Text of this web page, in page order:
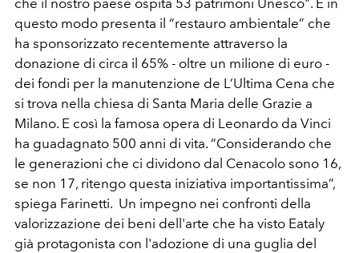
che il nostro paese ospita 53 patrimoni Unesco". E in
questo modo presenta il “restauro ambientale” che
ha sponsorizzato recentemente attraverso la
donazione di circa il 65% - oltre un milione di euro -
dei fondi per la manutenzione de L’Ultima Cena che
si trova nella chiesa di Santa Maria delle Grazie a
Milano. E così la famosa opera di Leonardo da Vinci
ha guadagnato 500 anni di vita. “Considerando che
le generazioni che ci dividono dal Cenacolo sono 16,
se non 17, ritengo questa iniziativa importantissima”,
spiega Farinetti. Un impegno nei confronti della
valorizzazione dei beni dell'arte che ha visto Eataly
già protagonista con l'adozione di una guglia del